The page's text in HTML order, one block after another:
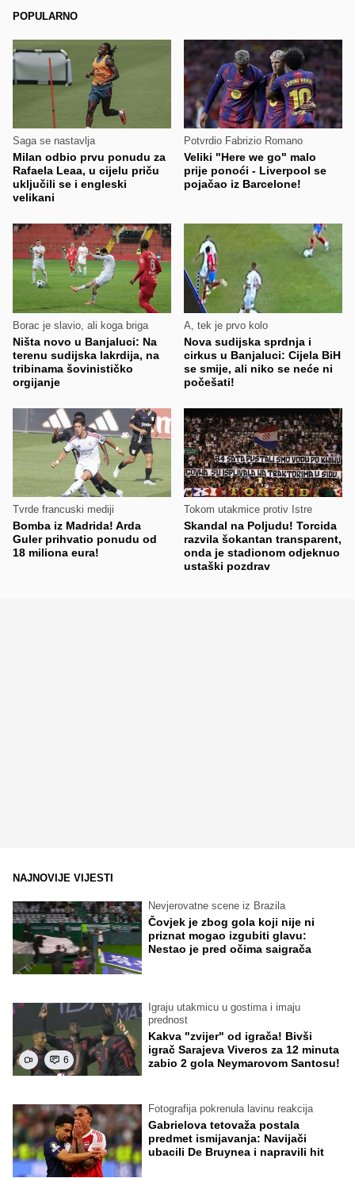
POPULARNO
Saga se nastavlja
Milan odbio prvu ponudu za
Rafaela Leaa, u cijelu priču
uključili se i engleski
velikani
Potvrdio Fabrizio Romano
Veliki "Here we go" malo
prije ponoći - Liverpool se
pojačao iz Barcelone!
Borac je slavio, ali koga briga
Ništa novo u Banjaluci: Na
terenu sudijska lakrdija, na
tribinama šovinističko
orgijanje
A, tek je prvo kolo
Nova sudijska sprdnja i
cirkus u Banjaluci: Cijela BiH
se smije, ali niko se neće ni
počešati!
Tvrde francuski mediji
Bomba iz Madrida! Arda
Guler prihvatio ponudu od
18 miliona eura!
Tokom utakmice protiv Istre
Skandal na Poljudu! Torcida
razvila šokantan transparent,
onda je stadionom odjeknuo
ustaški pozdrav
NAJNOVIJE VIJESTI
Nevjerovatne scene iz Brazila
Čovjek je zbog gola koji nije ni
priznat mogao izgubiti glavu:
Nestao je pred očima saigrača
6
Igraju utakmicu u gostima i imaju
prednost
Kakva "zvijer" od igrača! Bivši
igrač Sarajeva Viveros za 12 minuta
zabio 2 gola Neymarovom Santosu!
Fotografija pokrenula lavinu reakcija
Gabrielova tetovaža postala
predmet ismijavanja: Navijači
ubacili De Bruynea i napravili hit